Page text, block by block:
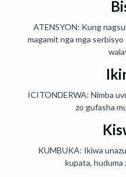
ATENSYON: Kung
magamit nga mga
ICITONDERWA: Nimba
zo gufasha
KUMBUKA: Ikiwa
kupata, huduma